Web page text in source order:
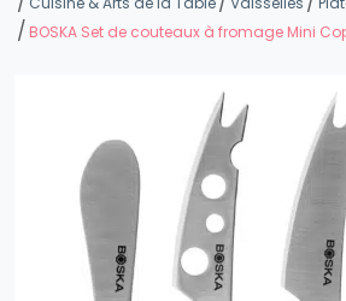
BOSKA Set de couteaux à fromage Mini